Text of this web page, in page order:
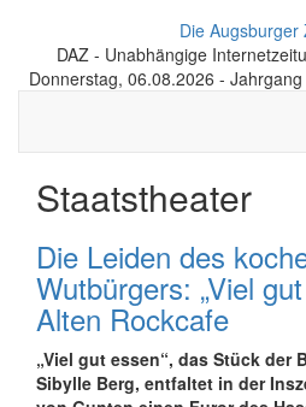
Die Augsburger
DAZ - Unabhängige
Donnerstag, 06.08.2026 -
Staatstheater
Die Leiden des
Wutbürgers: „Viel
Alten Rockcafe
„Viel gut essen“, das Stück der
Sibylle Berg, entfaltet in der